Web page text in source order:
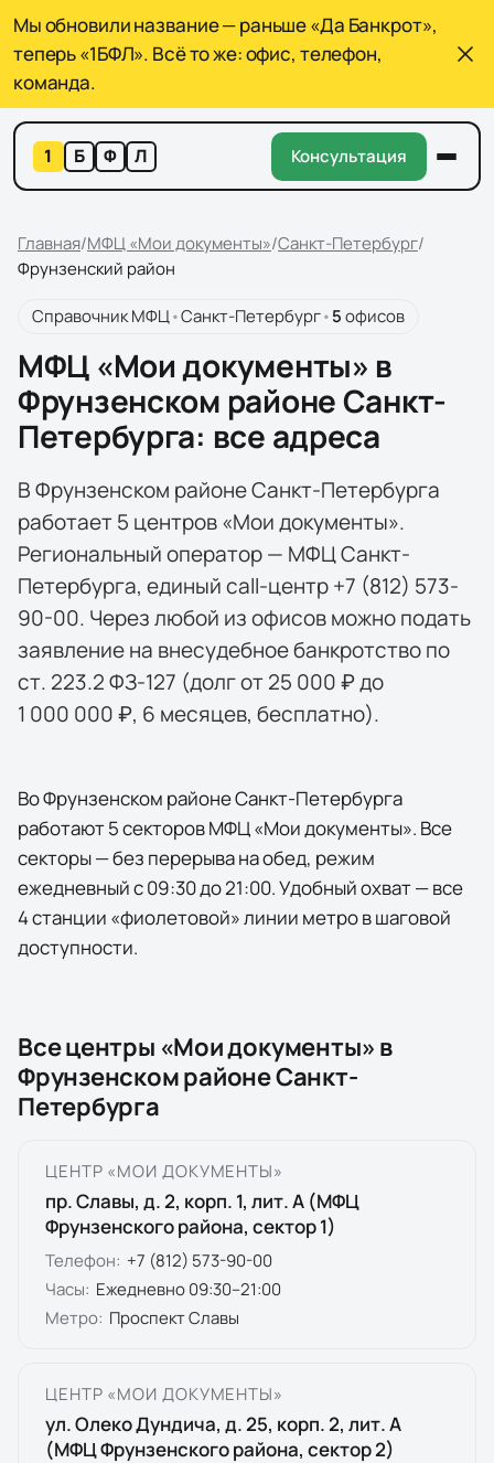
Мы обновили название — раньше «Да Банкрот»,
теперь «1БФЛ». Всё то же: офис, телефон,
команда.
1 Б Ф Л Консультация
Главная/МФЦ «Мои документы»/Санкт-Петербург/
Фрунзенский район
Справочник МФЦ•Санкт-Петербург•5офисов
МФЦ «Мои документы» в
Фрунзенском районе Санкт-
Петербурга: все адреса
В Фрунзенском районе Санкт-Петербурга
работает 5 центров «Мои документы».
Региональный оператор — МФЦ Санкт-
Петербурга, единый call-центр +7 (812) 573-
90-00. Через любой из офисов можно подать
заявление на внесудебное банкротство по
ст. 223.2 ФЗ-127 (долг от 25 000 ₽ до
1 000 000 ₽, 6 месяцев, бесплатно).
Во Фрунзенском районе Санкт-Петербурга
работают 5 секторов МФЦ «Мои документы». Все
секторы — без перерыва на обед, режим
ежедневный с 09:30 до 21:00. Удобный охват — все
4 станции «фиолетовой» линии метро в шаговой
доступности.
Все центры «Мои документы» в
Фрунзенском районе Санкт-
Петербурга
ЦЕНТР «МОИ ДОКУМЕНТЫ»
пр. Славы, д. 2, корп. 1, лит. А (МФЦ
Фрунзенского района, сектор 1)
Телефон: +7 (812) 573-90-00
Часы: Ежедневно 09:30–21:00
Метро: Проспект Славы
ЦЕНТР «МОИ ДОКУМЕНТЫ»
ул. Олеко Дундича, д. 25, корп. 2, лит. А
(МФЦ Фрунзенского района, сектор 2)